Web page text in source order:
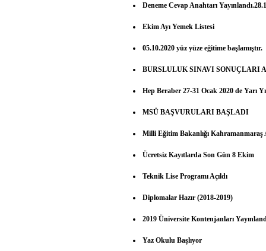
Deneme Cevap Anahtarı
Ekim Ayı Yemek Listesi
05.10.2020 yüz yüze eğitime başlamıştır.
BURSLULUK SINAVI SONUÇLARI
Hep Beraber 27-31 Ocak 2020 de Yarı
MSÜ BAŞVURULARI BAŞLADI
Milli Eğitim Bakanlığı
Ücretsiz Kayıtlarda Son Gün 8 Ekim
Teknik Lise Programı Açıldı
Diplomalar Hazır (2018-2019)
2019 Üniversite Kontenjanları
Yaz Okulu Başlıyor